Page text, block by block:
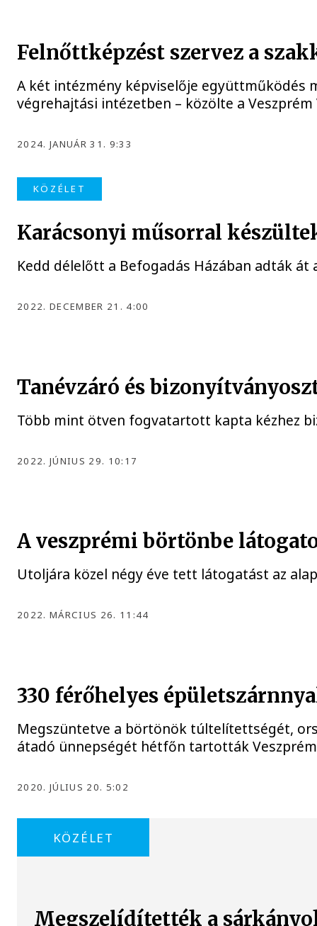
Felnőttképzést szervez a
A két intézmény képviselője együttműködés
végrehajtási intézetben – közölte a
2024. JANUÁR 31. 9:33
KÖZÉLET
Karácsonyi műsorral
Kedd délelőtt a Befogadás Házában adták
2022. DECEMBER 21. 4:00
Tanévzáró és
Több mint ötven fogvatartott kapta kézhez
2022. JÚNIUS 29. 10:17
A veszprémi börtönbe
Utoljára közel négy éve tett látogatást az
2022. MÁRCIUS 26. 11:44
330 férőhelyes
Megszüntetve a börtönök túltelítettségét,
átadó ünnepségét hétfőn tartották
2020. JÚLIUS 20. 5:02
KÖZÉLET
Megszelídítették a